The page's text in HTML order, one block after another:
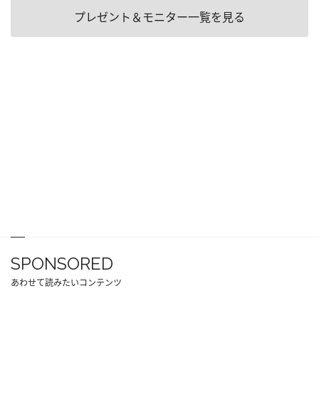
プレゼント＆モニター一覧を見る
SPONSORED
あわせて読みたいコンテンツ